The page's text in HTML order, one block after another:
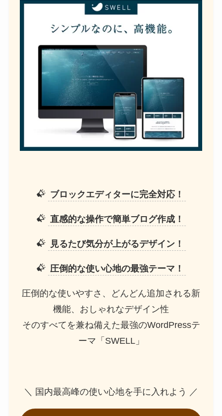
ブロックエディターに完全対応！
直感的な操作で簡単ブログ作成！
見るたび気分が上がるデザイン！
圧倒的な使い心地の最強テーマ！
圧倒的な使いやすさ、どんどん追加される新
機能、おしゃれなデザイン性
そのすべてを兼ね備えた最強のWordPressテ
ーマ「SWELL」
＼ 国内最高峰の使い心地を手に入れよう ／